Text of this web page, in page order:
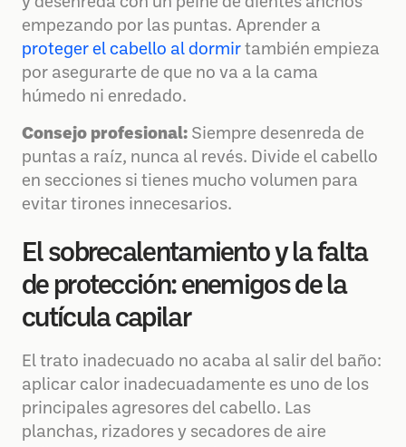
empezando por las puntas. Aprender a
proteger el cabello al dormir también empieza
por asegurarte de que no va a la cama
húmedo ni enredado.
Consejo profesional: Siempre desenreda de
puntas a raíz, nunca al revés. Divide el cabello
en secciones si tienes mucho volumen para
evitar tirones innecesarios.
El sobrecalentamiento y la falta
de protección: enemigos de la
cutícula capilar
El trato inadecuado no acaba al salir del baño:
aplicar calor inadecuadamente es uno de los
principales agresores del cabello. Las
planchas, rizadores y secadores de aire